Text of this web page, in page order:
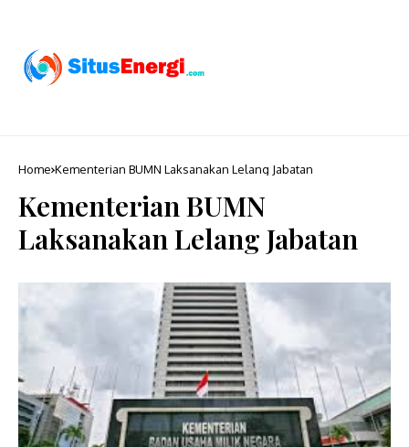
Home Kementerian BUMN Laksanakan Lelang Jabatan
Kementerian BUMN
Laksanakan Lelang Jabatan